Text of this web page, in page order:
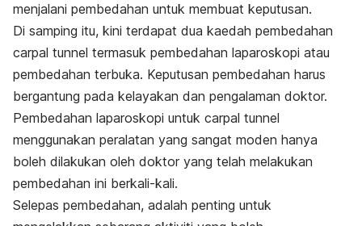
menjalani pembedahan untuk membuat keputusan.
Di samping itu, kini terdapat dua kaedah pembedahan
carpal tunnel termasuk pembedahan laparoskopi atau
pembedahan terbuka. Keputusan pembedahan harus
bergantung pada kelayakan dan pengalaman doktor.
Pembedahan laparoskopi untuk carpal tunnel
menggunakan peralatan yang sangat moden hanya
boleh dilakukan oleh doktor yang telah melakukan
pembedahan ini berkali-kali.
Selepas pembedahan, adalah penting untuk